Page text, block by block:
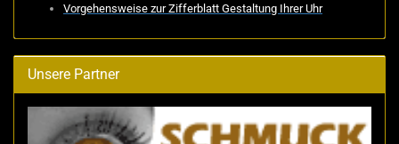
Vorgehensweise zur Zifferblatt Gestaltung Ihrer Uhr
Unsere Partner